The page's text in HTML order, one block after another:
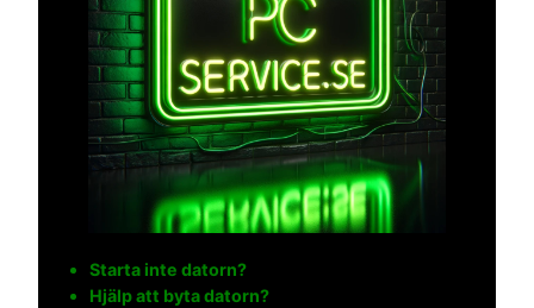
Starta inte datorn?
Hjälp att byta datorn?